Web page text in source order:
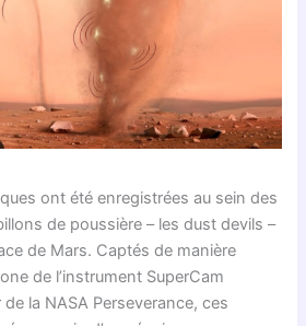
ont été enregistrées au sein des
de poussière – les dust devils –
de Mars. Captés de manière
de l’instrument SuperCam
la NASA Perseverance, ces